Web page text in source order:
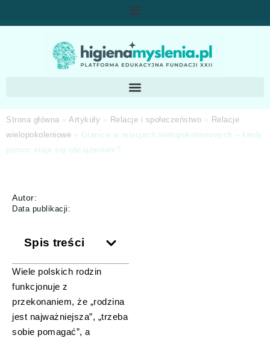
Strona główna » Artykuły » Relacje i społeczeństwo » Relacje
wielopokoleniowe » Granice w relacjach wielopokoleniowych – kiedy
pomoc staje się obciążeniem?
Autor:
Data publikacji:
Spis treści
Wiele polskich rodzin
funkcjonuje z
przekonaniem, że „rodzina
jest najważniejsza”, „trzeba
sobie pomagać”, a